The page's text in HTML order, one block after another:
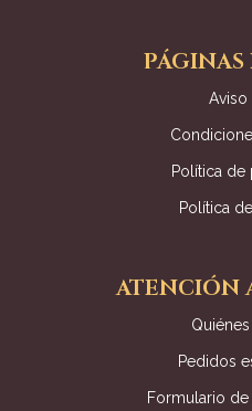
PÁGINAS
Aviso
Política de
Política
ATENCIÓN
Pedidos
Formulario